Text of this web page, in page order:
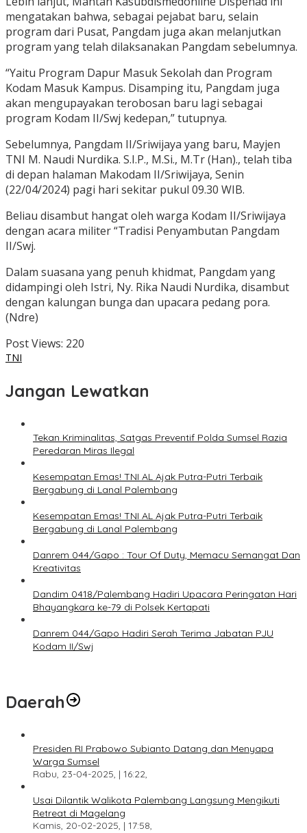
mengatakan bahwa, sebagai pejabat baru, selain
program dari Pusat, Pangdam juga akan melanjutkan
program yang telah dilaksanakan Pangdam sebelumnya.
“Yaitu Program Dapur Masuk Sekolah dan Program
Kodam Masuk Kampus. Disamping itu, Pangdam juga
akan mengupayakan terobosan baru lagi sebagai
program Kodam II/Swj kedepan,” tutupnya.
Sebelumnya, Pangdam II/Sriwijaya yang baru, Mayjen
TNI M. Naudi Nurdika. S.I.P., M.Si., M.Tr (Han)., telah tiba
di depan halaman Makodam II/Sriwijaya, Senin
(22/04/2024) pagi hari sekitar pukul 09.30 WIB.
Beliau disambut hangat oleh warga Kodam II/Sriwijaya
dengan acara militer “Tradisi Penyambutan Pangdam
II/Swj.
Dalam suasana yang penuh khidmat, Pangdam yang
didampingi oleh Istri, Ny. Rika Naudi Nurdika, disambut
dengan kalungan bunga dan upacara pedang pora.
(Ndre)
Post Views: 220
TNI
Jangan Lewatkan
Tekan Kriminalitas, Satgas Preventif Polda Sumsel Razia
Peredaran Miras Ilegal
Kesempatan Emas! TNI AL Ajak Putra-Putri Terbaik
Bergabung di Lanal Palembang
Kesempatan Emas! TNI AL Ajak Putra-Putri Terbaik
Bergabung di Lanal Palembang
Danrem 044/Gapo : Tour Of Duty, Memacu Semangat Dan
Kreativitas
Dandim 0418/Palembang Hadiri Upacara Peringatan Hari
Bhayangkara ke-79 di Polsek Kertapati
Danrem 044/Gapo Hadiri Serah Terima Jabatan PJU
Kodam II/Swj
Daerah
Presiden RI Prabowo Subianto Datang dan Menyapa
Warga Sumsel
Rabu, 23-04-2025, | 16:22,
Usai Dilantik Walikota Palembang Langsung Mengikuti
Retreat di Magelang
Kamis, 20-02-2025, | 17:58,